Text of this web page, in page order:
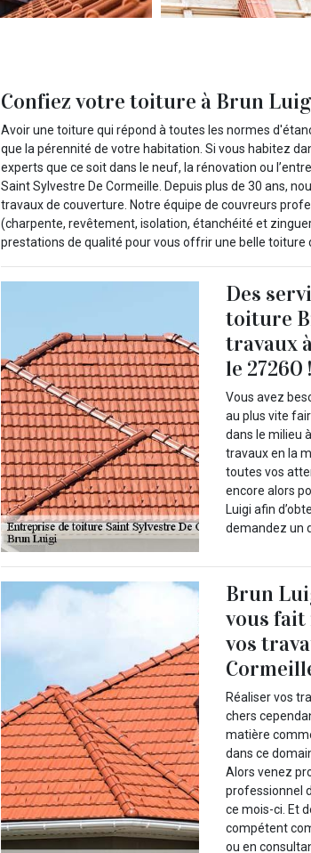
Confiez votre toiture à Brun
Avoir une toiture qui répond à toutes les normes
que la pérennité de votre habitation. Si vous habitez
experts que ce soit dans le neuf, la rénovation ou
Saint Sylvestre De Cormeille. Depuis plus de 30 ans,
travaux de couverture. Notre équipe de couvreurs
(charpente, revêtement, isolation, étanchéité et
prestations de qualité pour vous offrir une belle toiture
Des
toiture
travaux
le 27260
Vous avez
au plus vite
dans le milieu
travaux en la
toutes vos
encore alors
Luigi afin
demandez un
Brun
vous
vos
Réaliser vos
chers
matière
dans ce
Alors venez
professionnel
ce mois-ci. Et
compétent
ou en